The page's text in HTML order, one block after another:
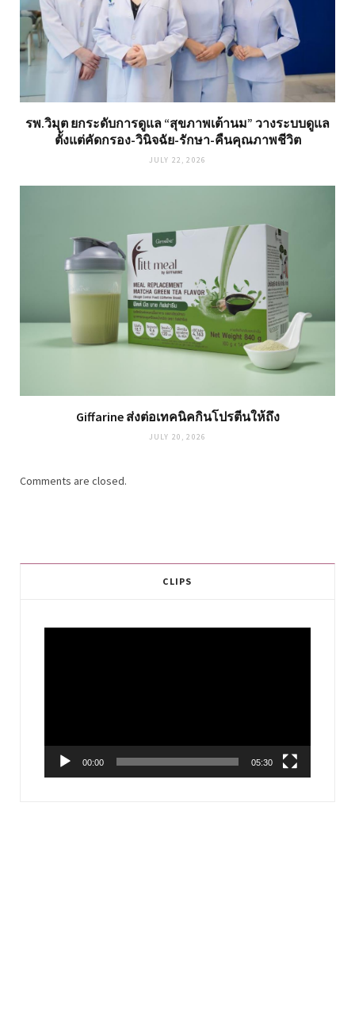
รพ.วิมุต ยกระดับการดูแล “สุขภาพเต้านม” วางระบบดูแล
ตั้งแต่คัดกรอง-วินิจฉัย-รักษา-คืนคุณภาพชีวิต
JULY 22, 2026
Giffarine ส่งต่อเทคนิคกินโปรตีนให้ถึง
JULY 20, 2026
Comments are closed.
CLIPS
00:00 05:30